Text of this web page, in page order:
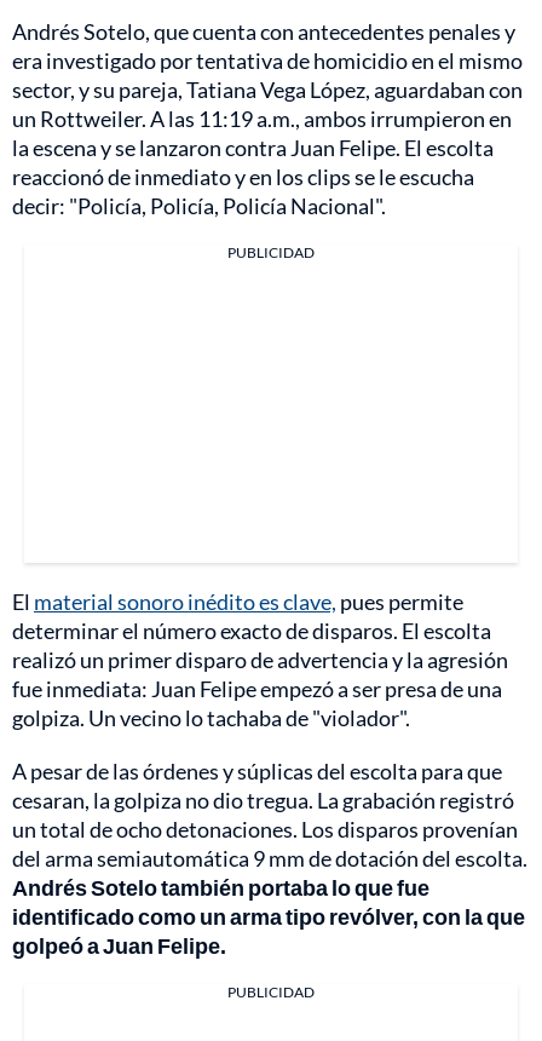
Andrés Sotelo, que cuenta con antecedentes penales y
era investigado por tentativa de homicidio en el mismo
sector, y su pareja, Tatiana Vega López, aguardaban con
un Rottweiler. A las 11:19 a.m., ambos irrumpieron en
la escena y se lanzaron contra Juan Felipe. El escolta
reaccionó de inmediato y en los clips se le escucha
decir: "Policía, Policía, Policía Nacional".
PUBLICIDAD
El material sonoro inédito es clave, pues permite
determinar el número exacto de disparos. El escolta
realizó un primer disparo de advertencia y la agresión
fue inmediata: Juan Felipe empezó a ser presa de una
golpiza. Un vecino lo tachaba de "violador".
A pesar de las órdenes y súplicas del escolta para que
cesaran, la golpiza no dio tregua. La grabación registró
un total de ocho detonaciones. Los disparos provenían
del arma semiautomática 9 mm de dotación del escolta.
Andrés Sotelo también portaba lo que fue
identificado como un arma tipo revólver, con la que
golpeó a Juan Felipe.
PUBLICIDAD